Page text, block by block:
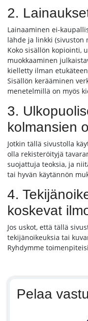
2.
Lainaaminen ei-
lähde ja linkki (sivuston
Koko sisällön kopiointi,
muokkaaminen
kielletty ilman
Sisällön kerääminen
menetelmillä on myös
3.
kolmansien
Jotkin tällä sivustolla
olla rekisteröityjä
suojattuja teoksia, ja
tai hyvän käytännön
4.
koskevat
Jos uskot, että tällä
tekijänoikeuksia tai
Ryhdymme
Pelaa